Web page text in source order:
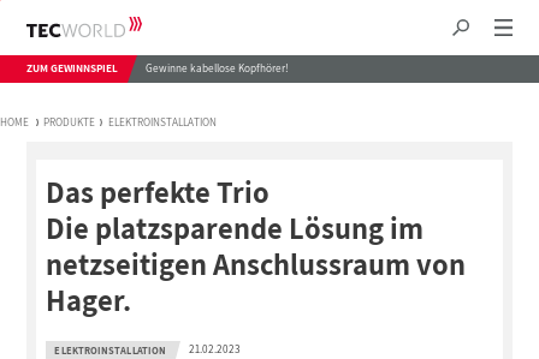
ZUM GEWINNSPIEL Gewinne kabellose Kopfhörer!
HOME PRODUKTE ELEKTROINSTALLATION
Das perfekte Trio
Die platzsparende Lösung im
netzseitigen Anschlussraum von
Hager.
ELEKTROINSTALLATION 21.02.2023